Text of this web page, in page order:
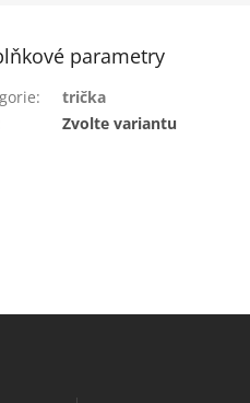
parametry
:
trička
Zvolte variantu